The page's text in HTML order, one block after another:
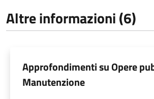
Altre informazioni (6)
Approfondimenti su Opere
Manutenzione